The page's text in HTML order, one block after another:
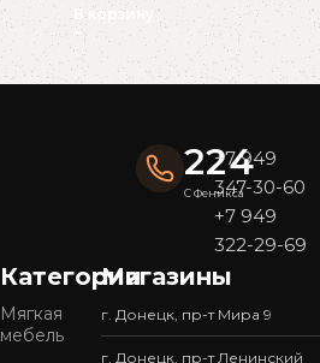
В корзину
224
С Феникса
+7 949
347-30-60
+7 949
322-29-69
Категории
Мягкая
мебель
Магазины
г. Донецк, пр-т Мира 9
г. Донецк, пр-т Ленинский